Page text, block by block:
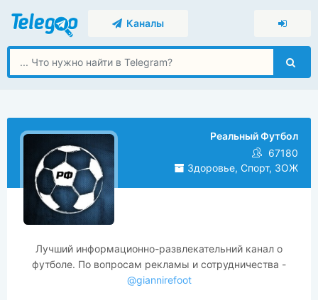
Каналы
Реальный Футбол
67180
Здоровье, Спорт, ЗОЖ
Лучший информационно-развлекательний канал о
футболе. По вопросам рекламы и сотрудничества -
@giannirefoot